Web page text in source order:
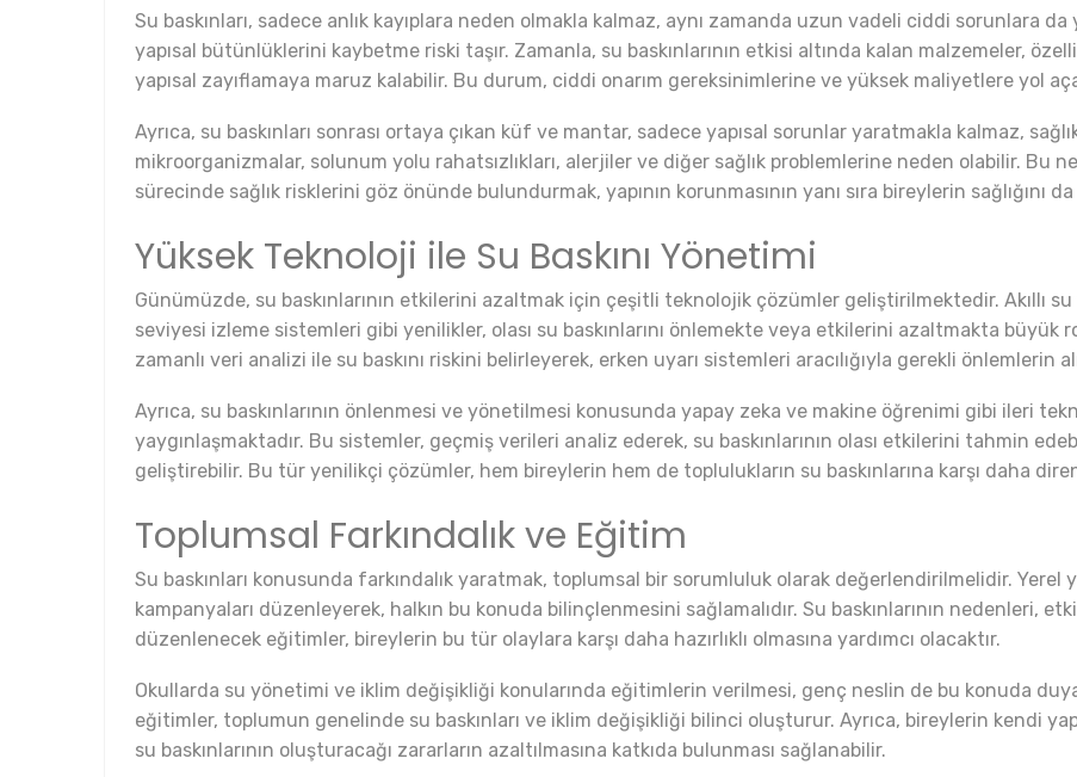
Su baskınları, sadece anlık kayıplara neden olmakla kalmaz, aynı zamanda uzun vadeli ciddi sorunlara
yapısal bütünlüklerini kaybetme riski taşır. Zamanla, su baskınlarının etkisi altında kalan malzemeler,
yapısal zayıflamaya maruz kalabilir. Bu durum, ciddi onarım gereksinimlerine ve yüksek maliyetlere yol
Ayrıca, su baskınları sonrası ortaya çıkan küf ve mantar, sadece yapısal sorunlar yaratmakla kalmaz,
mikroorganizmalar, solunum yolu rahatsızlıkları, alerjiler ve diğer sağlık problemlerine neden olabilir. Bu
sürecinde sağlık risklerini göz önünde bulundurmak, yapının korunmasının yanı sıra bireylerin sağlığını
Yüksek Teknoloji ile Su Baskını Yönetimi
Günümüzde, su baskınlarının etkilerini azaltmak için çeşitli teknolojik çözümler geliştirilmektedir. Akıllı
seviyesi izleme sistemleri gibi yenilikler, olası su baskınlarını önlemekte veya etkilerini azaltmakta büyük
zamanlı veri analizi ile su baskını riskini belirleyerek, erken uyarı sistemleri aracılığıyla gerekli önlemlerin
Ayrıca, su baskınlarının önlenmesi ve yönetilmesi konusunda yapay zeka ve makine öğrenimi gibi ileri
yaygınlaşmaktadır. Bu sistemler, geçmiş verileri analiz ederek, su baskınlarının olası etkilerini tahmin
geliştirebilir. Bu tür yenilikçi çözümler, hem bireylerin hem de toplulukların su baskınlarına karşı daha
Toplumsal Farkındalık ve Eğitim
Su baskınları konusunda farkındalık yaratmak, toplumsal bir sorumluluk olarak değerlendirilmelidir. Yerel
kampanyaları düzenleyerek, halkın bu konuda bilinçlenmesini sağlamalıdır. Su baskınlarının nedenleri,
düzenlenecek eğitimler, bireylerin bu tür olaylara karşı daha hazırlıklı olmasına yardımcı olacaktır.
Okullarda su yönetimi ve iklim değişikliği konularında eğitimlerin verilmesi, genç neslin de bu konuda
eğitimler, toplumun genelinde su baskınları ve iklim değişikliği bilinci oluşturur. Ayrıca, bireylerin kendi
su baskınlarının oluşturacağı zararların azaltılmasına katkıda bulunması sağlanabilir.